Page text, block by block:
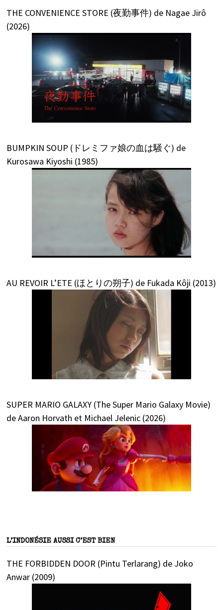
THE CONVENIENCE STORE (夜勤事件) de Nagae Jirô
(2026)
BUMPKIN SOUP (ドレミファ娘の血は騒ぐ) de
Kurosawa Kiyoshi (1985)
AU REVOIR L’ETE (ほとりの朔子) de Fukada Kôji (2013)
SUPER MARIO GALAXY (The Super Mario Galaxy Movie)
de Aaron Horvath et Michael Jelenic (2026)
L’INDONÉSIE AUSSI C’EST BIEN
THE FORBIDDEN DOOR (Pintu Terlarang) de Joko
Anwar (2009)